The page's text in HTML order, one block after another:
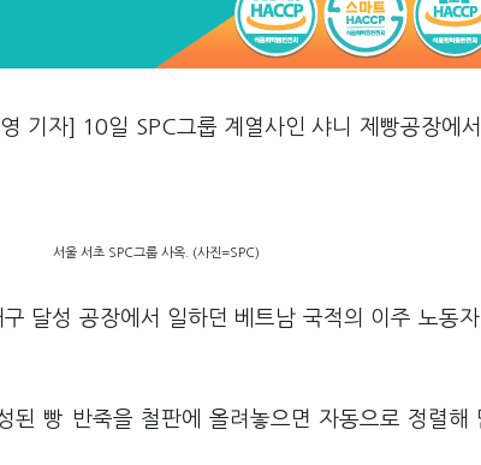
기자] 10일 SPC그룹 계열사인 샤니 제빵공장에
서울 서초 SPC그룹 사옥. (사진=SPC)
달성 공장에서 일하던 베트남 국적의 이주 노동
된 빵 반죽을 철판에 올려놓으면 자동으로 정렬